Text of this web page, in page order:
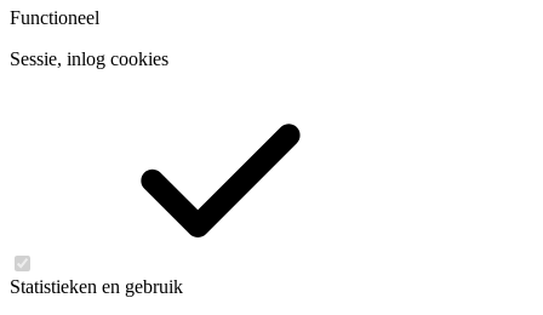
Functioneel
Sessie, inlog cookies
Statistieken en gebruik